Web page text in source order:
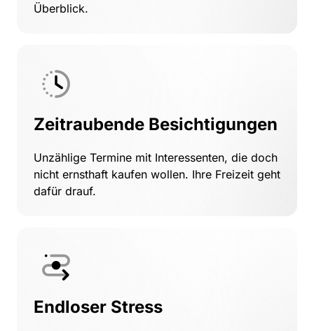
Überblick.
Zeitraubende Besichtigungen
Unzählige Termine mit Interessenten, die doch
nicht ernsthaft kaufen wollen. Ihre Freizeit geht
dafür drauf.
Endloser Stress